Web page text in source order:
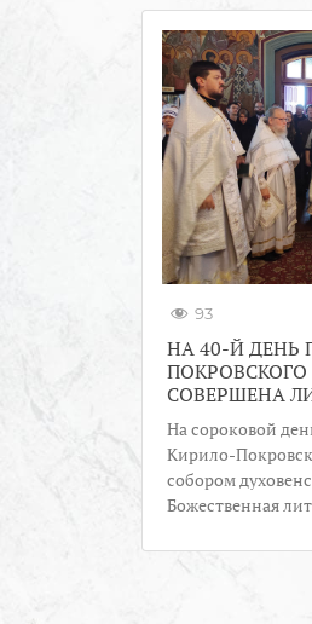
93
НА 40-Й ДЕНЬ
СОВЕРШЕНА
На сороковой
Кирило-
собором
Божественная